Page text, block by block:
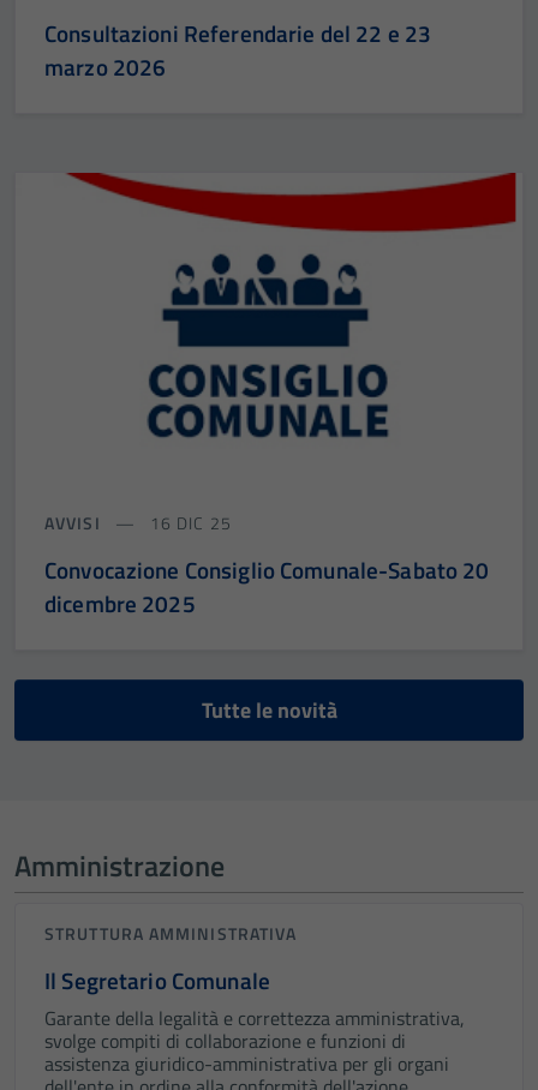
Consultazioni Referendarie del 22 e 23
marzo 2026
AVVISI 16 DIC 25
Convocazione Consiglio Comunale-Sabato 20
dicembre 2025
Tutte le novità
Amministrazione
STRUTTURA AMMINISTRATIVA
Il Segretario Comunale
Garante della legalità e correttezza amministrativa,
svolge compiti di collaborazione e funzioni di
assistenza giuridico-amministrativa per gli organi